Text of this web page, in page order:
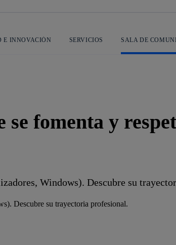
E INNOVACIÓN SERVICIOS SALA DE
se fomenta y
Windows). Descubre su